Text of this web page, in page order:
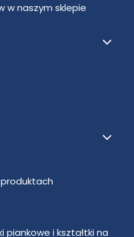
w naszym sklepie
piankowe i kształtki na